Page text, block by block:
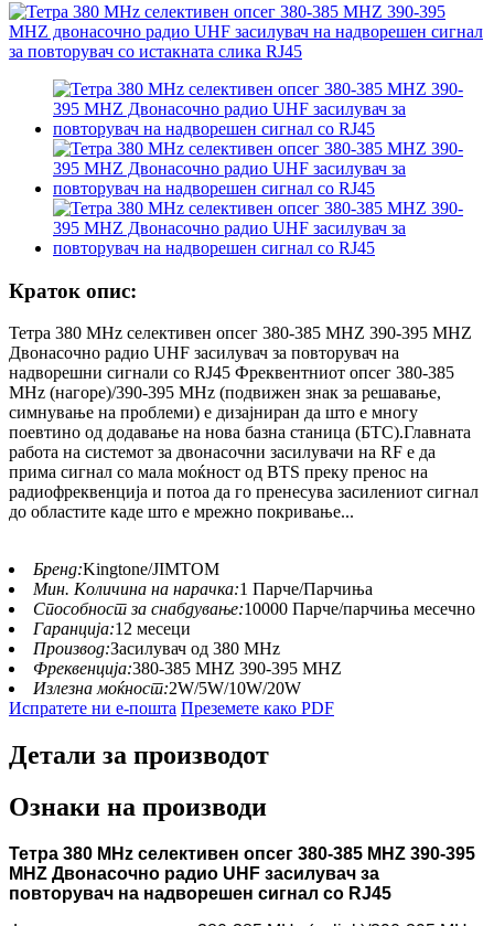
Краток опис:
Тетра 380 MHz селективен опсег 380-385 MHZ 390-395 MHZ
Двонасочно радио UHF засилувач за повторувач на
надворешни сигнали со RJ45 Фреквентниот опсег 380-385
MHz (нагоре)/390-395 MHz (подвижен знак за решавање,
симнување на проблеми) е дизајниран да што е многу
поевтино од додавање на нова базна станица (БТС).Главната
работа на системот за двонасочни засилувачи на RF е да
прима сигнал со мала моќност од BTS преку пренос на
радиофреквенција и потоа да го пренесува засилениот сигнал
до областите каде што е мрежно покривање...
Бренд:Kingtone/JIMTOM
Мин. Количина на нарачка:1 Парче/Парчиња
Способност за снабдување:10000 Парче/парчиња месечно
Гаранција:12 месеци
Производ:Засилувач од 380 MHz
Фреквенција:380-385 MHZ 390-395 MHZ
Излезна моќност:2W/5W/10W/20W
Испратете ни е-пошта Преземете како PDF
Детали за производот
Ознаки на производи
Тетра 380 MHz селективен опсег 380-385 MHZ 390-395
MHZ Двонасочно радио UHF засилувач за
повторувач на надворешен сигнал со RJ45